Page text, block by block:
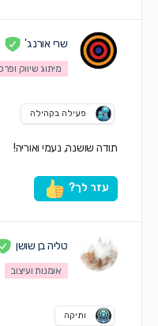
שרי אורנג'
מיתוג שיווק
פעילה בקהילה
תודה שושנה, נעמי ואוריה!
עזר לך?
טליה בן שושן
אומנות ועיצוב
ותיקה